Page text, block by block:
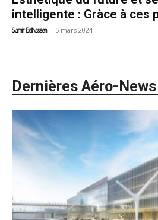
intelligente : Gràce à ces
Samir Belhassen - 5 mars 2024
Dernières Aéro-News